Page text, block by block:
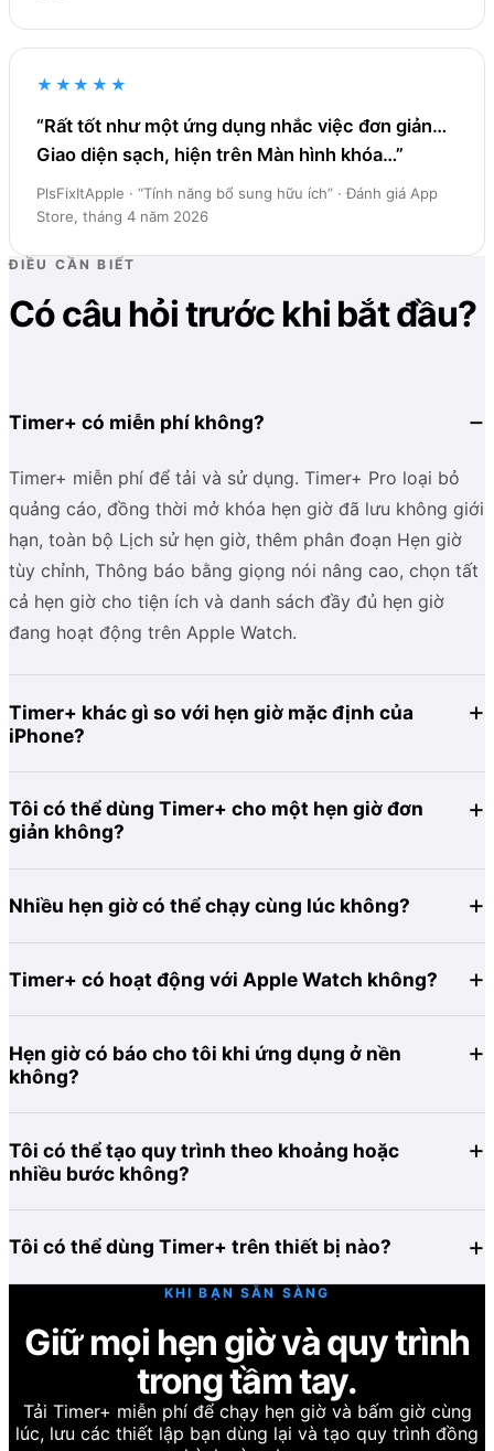
★★★★★
“Rất tốt như một ứng dụng nhắc việc đơn giản…
Giao diện sạch, hiện trên Màn hình khóa…”
PlsFixItApple · “Tính năng bổ sung hữu ích” · Đánh giá App
Store, tháng 4 năm 2026
ĐIỀU CẦN BIẾT
Có câu hỏi trước khi bắt đầu?
Timer+ có miễn phí không?
Timer+ miễn phí để tải và sử dụng. Timer+ Pro loại bỏ
quảng cáo, đồng thời mở khóa hẹn giờ đã lưu không giới
hạn, toàn bộ Lịch sử hẹn giờ, thêm phân đoạn Hẹn giờ
tùy chỉnh, Thông báo bằng giọng nói nâng cao, chọn tất
cả hẹn giờ cho tiện ích và danh sách đầy đủ hẹn giờ
đang hoạt động trên Apple Watch.
Timer+ khác gì so với hẹn giờ mặc định của
iPhone?
Tôi có thể dùng Timer+ cho một hẹn giờ đơn
giản không?
Nhiều hẹn giờ có thể chạy cùng lúc không?
Timer+ có hoạt động với Apple Watch không?
Hẹn giờ có báo cho tôi khi ứng dụng ở nền
không?
Tôi có thể tạo quy trình theo khoảng hoặc
nhiều bước không?
Tôi có thể dùng Timer+ trên thiết bị nào?
KHI BẠN SẴN SÀNG
Giữ mọi hẹn giờ và quy trình
trong tầm tay.
Tải Timer+ miễn phí để chạy hẹn giờ và bấm giờ cùng
lúc, lưu các thiết lập bạn dùng lại và tạo quy trình đồng